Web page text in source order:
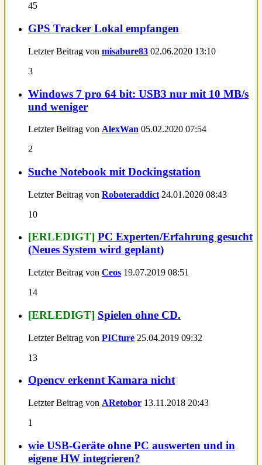
45
GPS Tracker Lokal empfangen
Letzter Beitrag von misabure83 02.06.2020 13:10
3
Windows 7 pro 64 bit: USB3 nur mit 10 MB/s
und weniger
Letzter Beitrag von AlexWan 05.02.2020 07:54
2
Suche Notebook mit Dockingstation
Letzter Beitrag von Roboteraddict 24.01.2020 08:43
10
[ERLEDIGT] PC Experten/Erfahrung gesucht
(Neues System wird geplant)
Letzter Beitrag von Ceos 19.07.2019 08:51
14
[ERLEDIGT] Spielen ohne CD.
Letzter Beitrag von PICture 25.04.2019 09:32
13
Opencv erkennt Kamara nicht
Letzter Beitrag von ARetobor 13.11.2018 20:43
1
wie USB-Geräte ohne PC auswerten und in
eigene HW integrieren?